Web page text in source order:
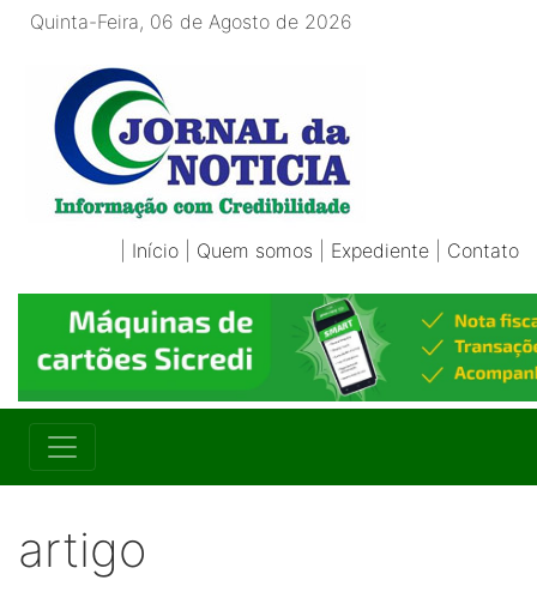
Quinta-Feira, 06 de Agosto de 2026
Início Quem somos Expediente Contato
artigo